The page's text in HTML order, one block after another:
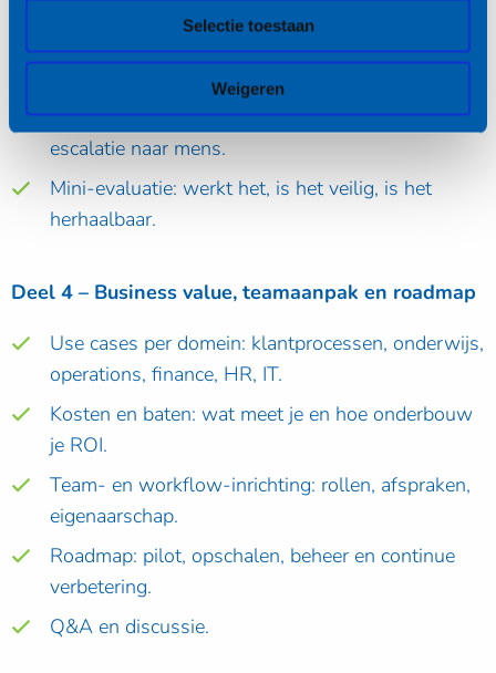
Selectie toestaan
Weigeren
Instructieprofiel en contextblokken maken.
Koppelen aan tools of databronnen (conceptueel
of praktisch, afhankelijk van de setting).
Testen met scenario’s, foutafhandeling en
escalatie naar mens.
Mini-evaluatie: werkt het, is het veilig, is het
herhaalbaar.
Deel 4 – Business value, teamaanpak en roadmap
Use cases per domein: klantprocessen, onderwijs,
operations, finance, HR, IT.
Kosten en baten: wat meet je en hoe onderbouw
je ROI.
Team- en workflow-inrichting: rollen, afspraken,
eigenaarschap.
Roadmap: pilot, opschalen, beheer en continue
verbetering.
Q&A en discussie.